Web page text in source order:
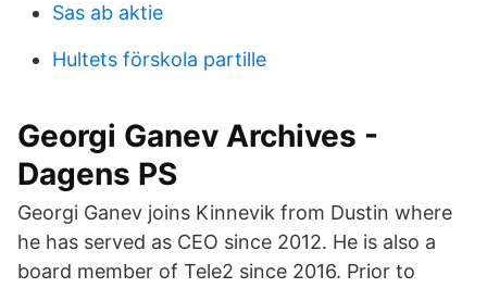
Sas ab aktie
Hultets förskola partille
​Georgi Ganev Archives -
Dagens PS
Georgi Ganev joins Kinnevik from Dustin where
he has served as CEO since 2012. He is also a
board member of Tele2 since 2016. Prior to